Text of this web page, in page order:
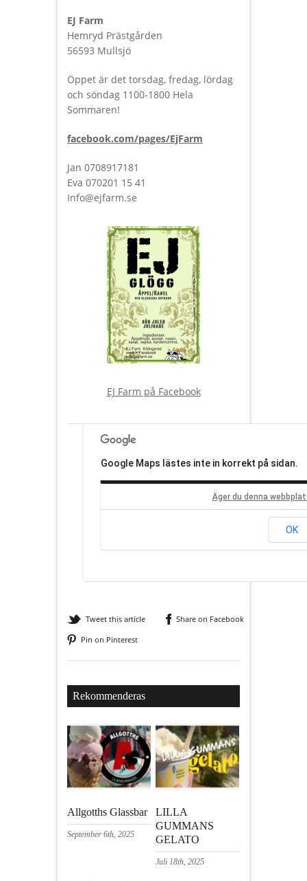
EJ Farm
Hemryd Prästgården
56593 Mullsjö
Öppet är det torsdag, fredag, lördag
och söndag 1100-1800 Hela
Sommaren!
facebook.com/pages/EjFarm
Jan 0708917181
Eva 070201 15 41
Info@ejfarm.se
EJ Farm på Facebook
Google Maps lästes inte in korrekt på sidan.
Äger du denna
OK
Tweet this article
Share on Facebook
Pin on Pinterest
Rekommenderas
Allgotths Glassbar
September 6th, 2025
LILLA
GUMMANS
GELATO
Juli 18th, 2025